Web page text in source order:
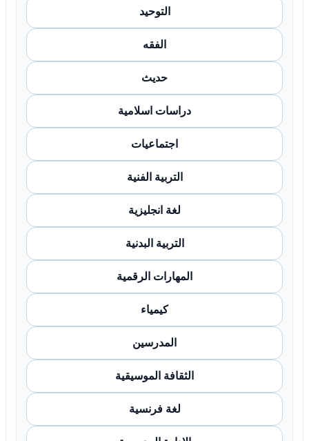
التوحيد
الفقه
حديث
دراسات اسلامية
اجتماعيات
التربية الفنية
لغة انجليزية
التربية البدنية
المهارات الرقمية
كيمياء
المدرسين
الثقافة الموسيقية
لغة فرنسية